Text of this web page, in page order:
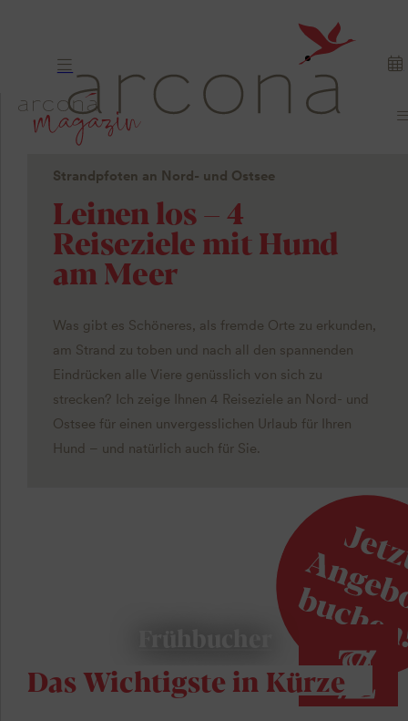
Strandpfoten an Nord- und Ostsee
Leinen los – 4
Reiseziele mit Hund
am Meer
Was gibt es Schöneres, als fremde Orte zu erkunden,
am Strand zu toben und nach all den spannenden
Eindrücken alle Viere genüsslich von sich zu
strecken? Ich zeige Ihnen 4 Reiseziele an Nord- und
Ostsee für einen unvergesslichen Urlaub für Ihren
Hund – und natürlich auch für Sie.
Das Wichtigste in Kürze